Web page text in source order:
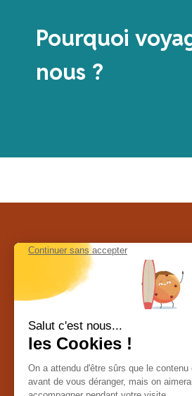
Pourquoi
nous ?
Contactez-nous au Costa
Calle la caraña – Piedades
Ana
agence@costarica-
Tél :+506 8302 1629